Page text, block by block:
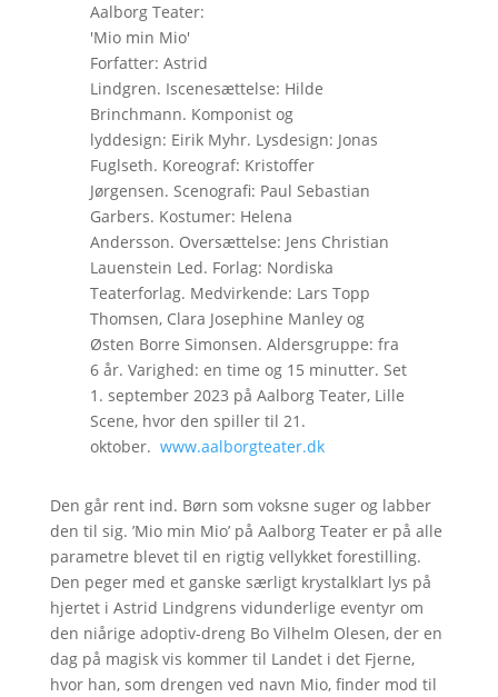
Aalborg Teater:
'Mio min Mio'
Forfatter: Astrid
Lindgren. Iscenesættelse: Hilde
Brinchmann. Komponist og
lyddesign: Eirik Myhr. Lysdesign: Jonas
Fuglseth. Koreograf: Kristoffer
Jørgensen. Scenografi: Paul Sebastian
Garbers. Kostumer: Helena
Andersson. Oversættelse: Jens Christian
Lauenstein Led. Forlag: Nordiska
Teaterforlag. Medvirkende: Lars Topp
Thomsen, Clara Josephine Manley og
Østen Borre Simonsen. Aldersgruppe: fra
6 år. Varighed: en time og 15 minutter. Set
1. september 2023 på Aalborg Teater, Lille
Scene, hvor den spiller til 21.
oktober. www.aalborgteater.dk
Den går rent ind. Børn som voksne suger og labber
den til sig. ’Mio min Mio’ på Aalborg Teater er på alle
parametre blevet til en rigtig vellykket forestilling.
Den peger med et ganske særligt krystalklart lys på
hjertet i Astrid Lindgrens vidunderlige eventyr om
den niårige adoptiv-dreng Bo Vilhelm Olesen, der en
dag på magisk vis kommer til Landet i det Fjerne,
hvor han, som drengen ved navn Mio, finder mod til